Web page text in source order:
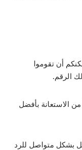
هو 50673003 حيث يمكنكم أن تقوموا
الرقم.
الاستعانة بأفضل
بشكل متواصل للرد